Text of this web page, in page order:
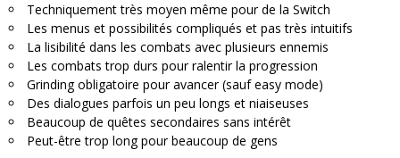
Techniquement très moyen même pour de la Switch
Les menus et possibilités compliqués et pas très intuitifs
La lisibilité dans les combats avec plusieurs ennemis
Les combats trop durs pour ralentir la progression
Grinding obligatoire pour avancer (sauf easy mode)
Des dialogues parfois un peu longs et niaiseuses
Beaucoup de quêtes secondaires sans intérêt
Peut-être trop long pour beaucoup de gens